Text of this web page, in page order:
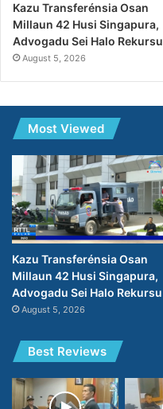
Kazu Transferénsia Osan
Millaun 42 Husi Singapura,
Advogadu Sei Halo Rekursu
August 5, 2026
Most Viewed
Kazu Transferénsia Osan
Millaun 42 Husi Singapura,
Advogadu Sei Halo Rekursu
August 5, 2026
Best Reviews